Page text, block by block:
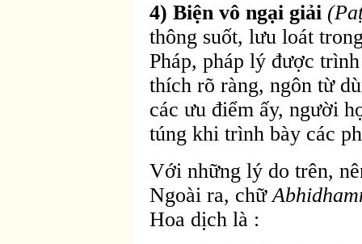
4) Biện vô ngại giải
thông suốt, lưu loát
Pháp, pháp lý được
thích rõ ràng, ngôn từ
các ưu điểm ấy, người
túng khi trình bày các
Với những lý do trên,
Ngoài ra, chữ
Hoa dịch là :